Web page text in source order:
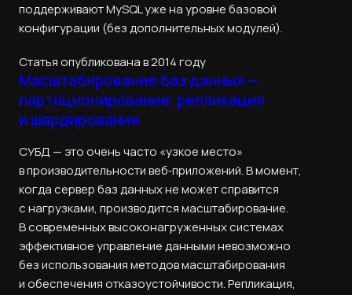
поддерживают MySQL уже на уровне базовой
конфигурации (без дополнительных модулей).
Статья опубликована в 2014 году
Масштабирование баз данных —
партиционирование, репликация
и шардирование
СУБД — это очень часто «узкое место»
в производительности веб‑приложений. В момент,
когда сервер баз данных не может справится
с нагрузками, производится масштабирование.
В современных высоконагруженных системах
эффективное управление данными невозможно
без использования методов масштабирования
и обеспечения отказоустойчивости. Репликация,